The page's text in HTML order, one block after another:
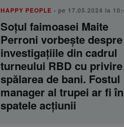
HAPPY PEOPLE • pe 17.05.2024 la
Soțul faimoasei Maite
Perroni vorbește despre
investigațiile din cadrul
turneului RBD cu
spălarea de bani. Fostul
manager al trupei ar fi în
spatele acțiunii